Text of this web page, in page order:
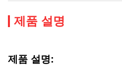
제품 설명
제품 설명: